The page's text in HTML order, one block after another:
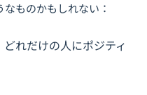
ものかもしれない：
どれだけの人にポジティ